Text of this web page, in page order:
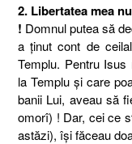
2. Libertatea mea
! Domnul putea să
a ţinut cont de
Templu. Pentru
la Templu şi care
banii Lui, aveau să
omorî) ! Dar, cei ce
astăzi), îşi făceau